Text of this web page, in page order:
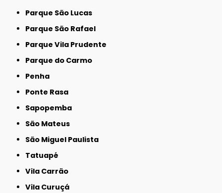
Parque São Lucas
Parque São Rafael
Parque Vila Prudente
Parque do Carmo
Penha
Ponte Rasa
Sapopemba
São Mateus
São Miguel Paulista
Tatuapé
Vila Carrão
Vila Curuçá